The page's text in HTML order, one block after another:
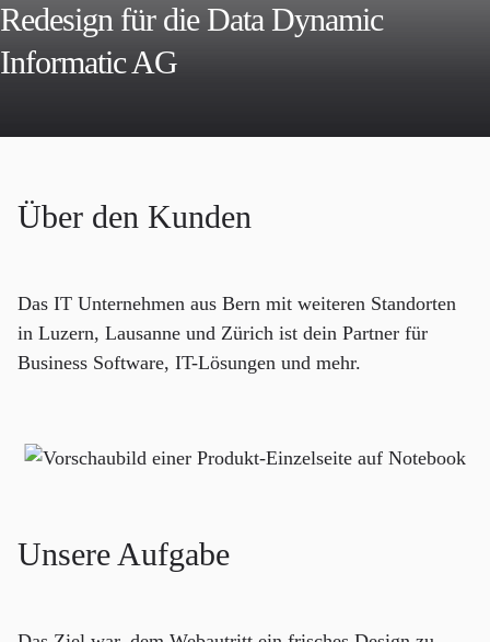
Redesign für die Data Dynamic
Informatic AG
Über den Kunden
Das IT Unternehmen aus Bern mit weiteren Standorten
in Luzern, Lausanne und Zürich ist dein Partner für
Business Software, IT-Lösungen und mehr.
Unsere Aufgabe